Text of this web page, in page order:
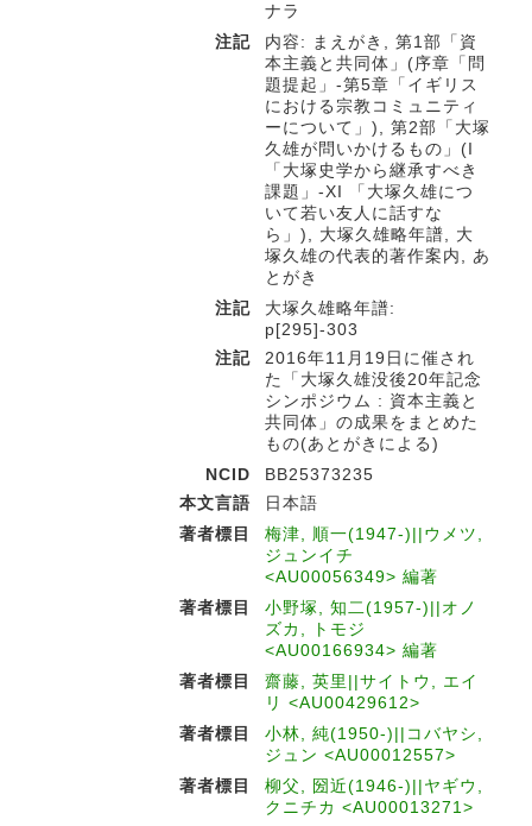
ナラ
注記
内容: まえがき, 第1部「資
本主義と共同体」(序章「問
題提起」-第5章「イギリス
における宗教コミュニティ
ーについて」), 第2部「大塚
久雄が問いかけるもの」(I
「大塚史学から継承すべき
課題」-XI 「大塚久雄につ
いて若い友人に話すな
ら」), 大塚久雄略年譜, 大
塚久雄の代表的著作案内, あ
とがき
注記
大塚久雄略年譜:
p[295]-303
注記
2016年11月19日に催され
た「大塚久雄没後20年記念
シンポジウム : 資本主義と
共同体」の成果をまとめた
もの(あとがきによる)
NCID
BB25373235
本文言語
日本語
著者標目
梅津, 順一(1947-)||ウメツ,
ジュンイチ
<AU00056349> 編著
著者標目
小野塚, 知二(1957-)||オノ
ズカ, トモジ
<AU00166934> 編著
著者標目
齋藤, 英里||サイトウ, エイ
リ <AU00429612>
著者標目
小林, 純(1950-)||コバヤシ,
ジュン <AU00012557>
著者標目
柳父, 圀近(1946-)||ヤギウ,
クニチカ <AU00013271>